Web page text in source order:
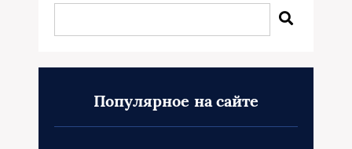
Популярное на сайте